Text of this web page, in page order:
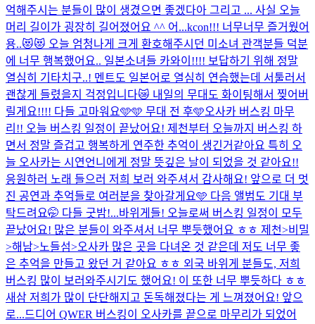
억해주시는 분들이 많이 생겼으면 좋겠다아 그리고 ... 사실 오늘
머리 길이가 굉장히 길어졌어요 ^^ 어...kcon!!! 너무너무 즐거웠어
용..😻😻 오늘 엄청나게 크게 환호해주시던 미소녀 관객분들 덕분
에 너무 행복했어요.. 일본소녀들 카와이!!!! 보답하기 위해 정말
열심히 기타치구..! 멘트도 일본어로 열심히 연습했는데 서툴러서
괜찮게 들렸을지 걱정입니다😿 내일의 무대도 화이팅해서 찢어버
릴게요!!!! 다들 고마워요🩵🩵 무대 전 후🩵오사카 버스킹 마무
리!! 오늘 버스킹 일정이 끝났어요! 제천부터 오늘까지 버스킹 하
면서 정말 즐겁고 행복하게 연주한 추억이 생긴거같아요 특히 오
늘 오사카는 시연언니에게 정말 뜻깊은 날이 되었을 것 같아요!!
응원하러 노래 들으러 저희 보러 와주셔서 감사해요! 앞으로 더 멋
진 공연과 추억들로 여러분을 찾아갈게요🩵 다음 앨범도 기대 부
탁드려요🤭 다들 굿밤!...바위게들! 오늘로써 버스킹 일정이 모두
끝났어요! 많은 분들이 와주셔서 너무 뿌듯했어요 ㅎㅎ 제천>비밀
>해남>노들섬>오사카 많은 곳을 다녀온 것 같은데 저도 너무 좋
은 추억을 만들고 왔던 거 같아요 ㅎㅎ 외국 바위게 분들도, 저희
버스킹 많이 보러와주시기도 했어요! 이 또한 너무 뿌듯하다 ㅎㅎ
새삼 저희가 많이 단단해지고 돈독해졌다는 게 느껴졌어요! 앞으
로...드디어 QWER 버스킹이 오사카를 끝으로 마무리가 되었어